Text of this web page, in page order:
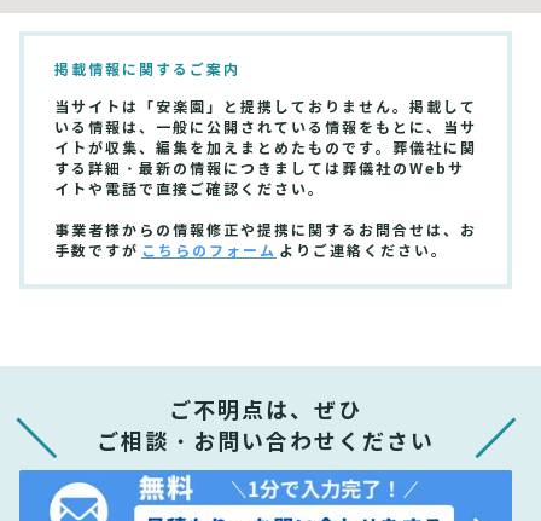
掲載情報に関するご案内
当サイトは「安楽園」と提携しておりません。掲載して
いる情報は、一般に公開されている情報をもとに、当サ
イトが収集、編集を加えまとめたものです。葬儀社に関
する詳細・最新の情報につきましては葬儀社のWebサ
イトや電話で直接ご確認ください。
事業者様からの情報修正や提携に関するお問合せは、お
手数ですが こちらのフォーム よりご連絡ください。
ご不明点は、ぜひ
ご相談・お問い合わせください